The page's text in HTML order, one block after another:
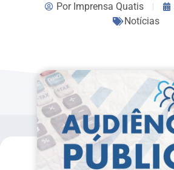
PorImprensa Quatis
Notícias